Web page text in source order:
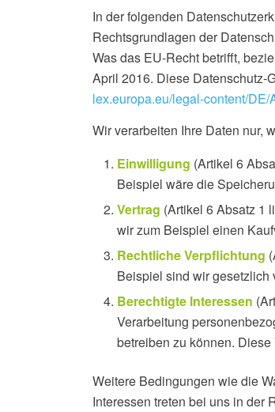
In der folgenden
Rechtsgrundlagen der
Was das EU-Recht betrifft,
April 2016. Diese Datenschutz-
lex.europa.eu/legal-content/
Wir verarbeiten Ihre Daten nur,
Einwilligung (Artikel 6
Beispiel wäre die
Vertrag (Artikel 6 Absatz 1
wir zum Beispiel einen
Rechtliche Verpflichtung
Beispiel sind wir gesetzlich
Berechtigte Interessen
Verarbeitung
betreiben zu können.
Weitere Bedingungen wie die
Interessen treten bei uns in der